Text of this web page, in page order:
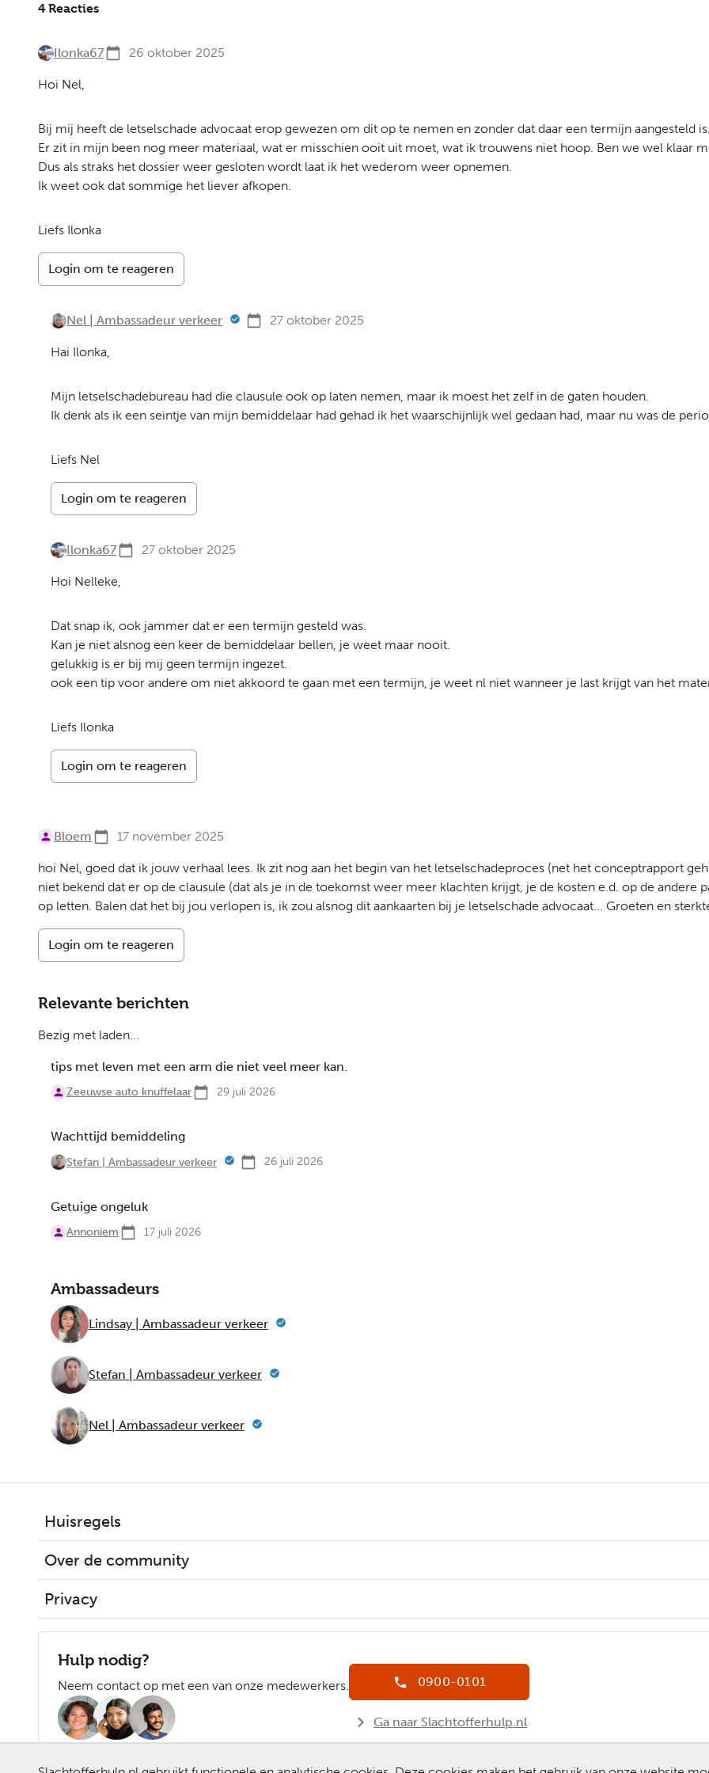
4 Reacties
Ilonka67 26 oktober 2025
Hoi Nel,
Bij mij heeft de letselschade advocaat erop gewezen om dit op te nemen en zonder dat daar een termijn aangesteld is.
Er zit in mijn been nog meer materiaal, wat er misschien ooit uit moet, wat ik trouwens niet hoop. Ben we wel klaar
Dus als straks het dossier weer gesloten wordt laat ik het wederom weer opnemen.
Ik weet ook dat sommige het liever afkopen.
Liefs Ilonka
Login om te reageren
Nel | Ambassadeur verkeer 27 oktober 2025
Hai Ilonka,
Mijn letselschadebureau had die clausule ook op laten nemen, maar ik moest het zelf in de gaten houden.
Ik denk als ik een seintje van mijn bemiddelaar had gehad ik het waarschijnlijk wel gedaan had, maar nu was de
Liefs Nel
Login om te reageren
Ilonka67 27 oktober 2025
Hoi Nelleke,
Dat snap ik, ook jammer dat er een termijn gesteld was.
Kan je niet alsnog een keer de bemiddelaar bellen, je weet maar nooit.
gelukkig is er bij mij geen termijn ingezet.
ook een tip voor andere om niet akkoord te gaan met een termijn, je weet nl niet wanneer je last krijgt van het
Liefs Ilonka
Login om te reageren
Bloem 17 november 2025
hoi Nel, goed dat ik jouw verhaal lees. Ik zit nog aan het begin van het letselschadeproces (net het conceptrapport
niet bekend dat er op de clausule (dat als je in de toekomst weer meer klachten krijgt, je de kosten e.d. op de andere
op letten. Balen dat het bij jou verlopen is, ik zou alsnog dit aankaarten bij je letselschade advocaat... Groeten en
Login om te reageren
Relevante berichten
Bezig met laden...
tips met leven met een arm die niet veel meer kan.
Zeeuwse auto knuffelaar 29 juli 2026
Wachttijd bemiddeling
Stefan | Ambassadeur verkeer 26 juli 2026
Getuige ongeluk
Annoniem 17 juli 2026
Ambassadeurs
Lindsay | Ambassadeur verkeer
Stefan | Ambassadeur verkeer
Nel | Ambassadeur verkeer
Huisregels
Over de community
Privacy
Hulp nodig?
Neem contact op met een van onze medewerkers. 0900-0101
Ga naar Slachtofferhulp.nl